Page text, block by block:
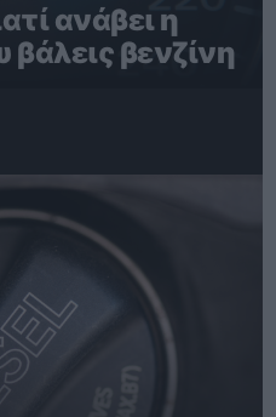
ανάβει η
βάλεις βενζίνη